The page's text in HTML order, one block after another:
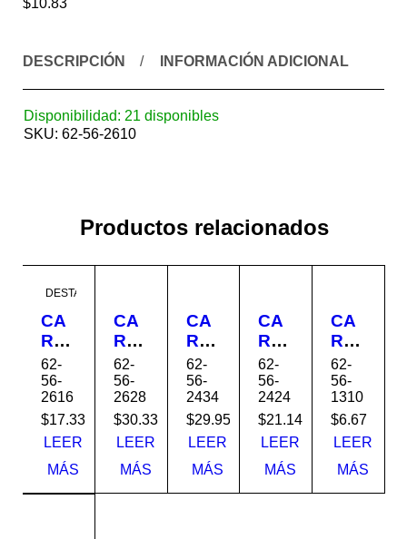
$10.83
DESCRIPCIÓN INFORMACIÓN ADICIONAL
Disponibilidad: 21 disponibles
SKU: 62-56-2610
Productos relacionados
DESTACADO
CA
RRI
OL
A
1.50
K-
16
6x2
x16
62-
56-
2616
$17.33
LEER
MÁS
CA
RRI
OL
A
1.50
K-
16
6x2
x28
62-
56-
2628
$30.33
LEER
MÁS
CA
RRI
OL
A
1.50
K-
16
4x2
x34
62-
56-
2434
$29.95
LEER
MÁS
CA
RRI
OL
A
1.50
K-
16
4x2
x24
62-
56-
2424
$21.14
LEER
MÁS
CA
RRI
OL
A
1.50
K-
16
3x1
-1/2
62-
56-
1310
$6.67
LEER
MÁS